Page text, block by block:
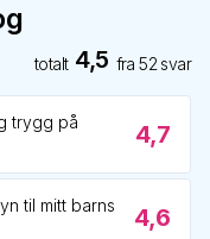
totalt 4,5 fra52 svar
trygg på
4,7
til mitt barns
4,6